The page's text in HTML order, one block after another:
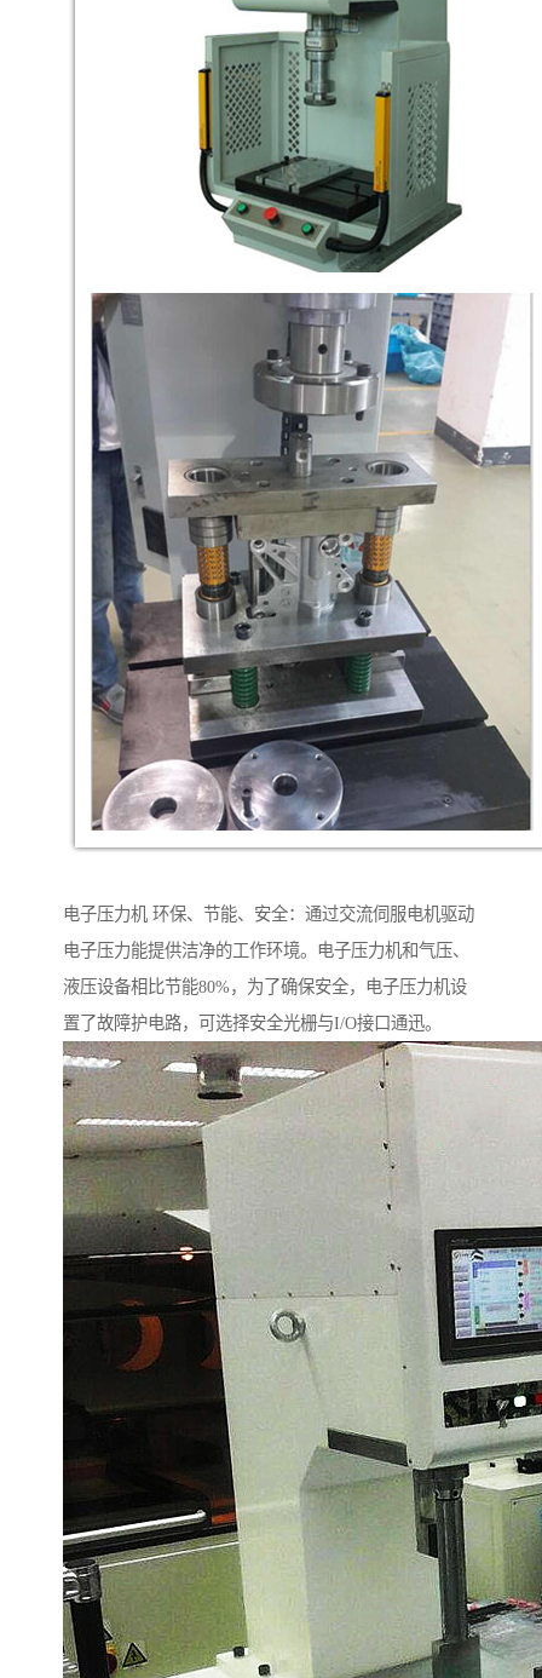
电子压力机 环保、节能、安全：通过交流伺服电机驱动
电子压力能提供洁净的工作环境。电子压力机和气压、
液压设备相比节能80%，为了确保安全，电子压力机设
置了故障护电路，可选择安全光栅与I/O接口通迅。